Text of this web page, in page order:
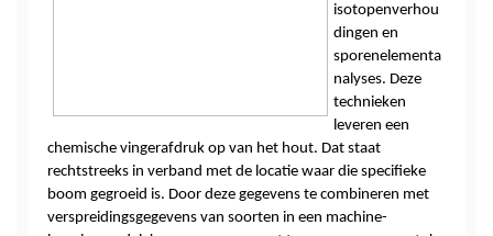
isotopenverhou
dingen en
sporenelementa
nalyses. Deze
technieken
leveren een
chemische vingerafdruk op van het hout. Dat staat
rechtstreeks in verband met de locatie waar die specifieke
boom gegroeid is. Door deze gegevens te combineren met
verspreidingsgegevens van soorten in een machine-